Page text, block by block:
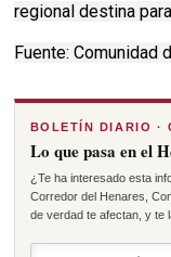
regional destina
Fuente: Comunidad
BOLETÍN DIARIO ·
Lo que pasa en el
¿Te ha interesado esta
Corredor del Henares,
de verdad te afectan, y te